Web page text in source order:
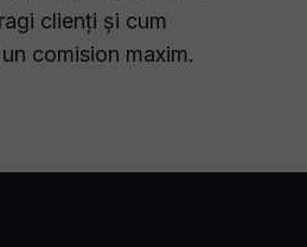
clienți și cum
comision maxim.